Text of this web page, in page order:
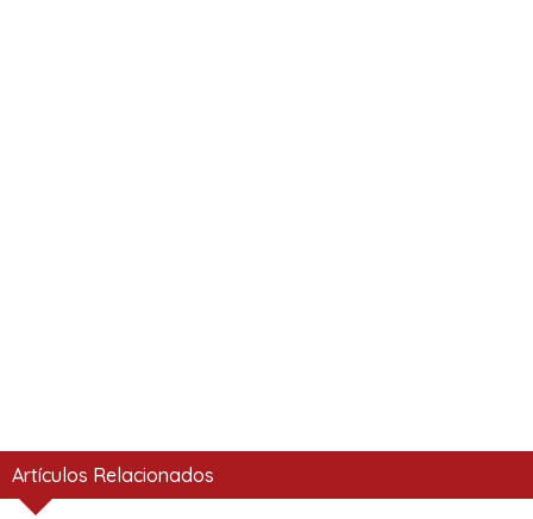
Artículos Relacionados